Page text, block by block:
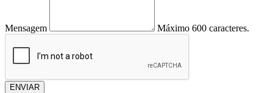
Mensagem Máximo 600 caracteres.
ENVIAR